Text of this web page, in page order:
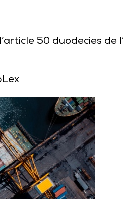
50 duodecies de